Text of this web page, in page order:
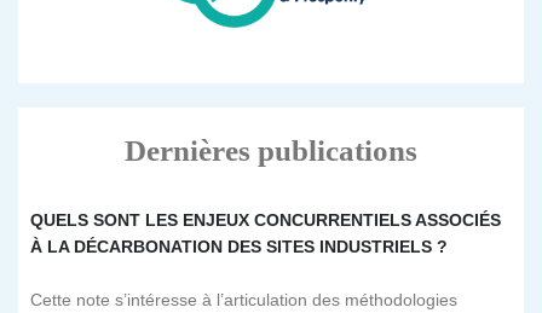
Dernières publications
QUELS SONT LES ENJEUX CONCURRENTIELS ASSOCIÉS
À LA DÉCARBONATION DES SITES INDUSTRIELS ?
Cette note s’intéresse à l’articulation des méthodologies